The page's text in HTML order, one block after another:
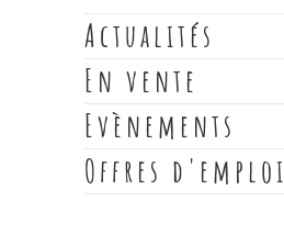
Actualités
En vente
Evènements
Offres d'emploi